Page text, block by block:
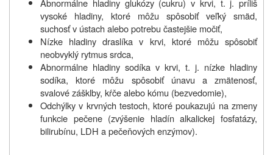
Abnormálne hladiny glukózy (cukru) v krvi, t. j. príliš
vysoké hladiny, ktoré môžu spôsobiť veľký smäd,
suchosť v ústach alebo potrebu častejšie močiť,
Nízke hladiny draslíka v krvi, ktoré môžu spôsobiť
neobvyklý rytmus srdca,
Abnormálne hladiny sodíka v krvi, t. j. nízke hladiny
sodíka, ktoré môžu spôsobiť únavu a zmätenosť,
svalové zášklby, kŕče alebo kómu (bezvedomie),
Odchýlky v krvných testoch, ktoré poukazujú na zmeny
funkcie pečene (zvýšenie hladín alkalickej fosfatázy,
bilirubínu, LDH a pečeňových enzýmov).